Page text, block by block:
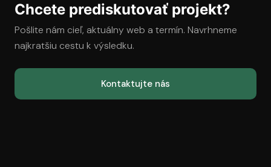
Chcete prediskutovať projekt?
Pošlite nám cieľ, aktuálny web a termín. Navrhneme
najkratšiu cestu k výsledku.
Kontaktujte nás